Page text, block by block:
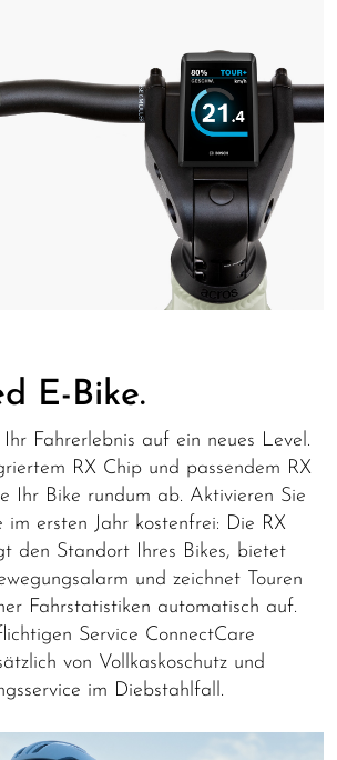
E-Bike.
Fahrerlebnis auf ein neues Level.
RX Chip und passendem RX
Ihr Bike rundum ab. Aktivieren Sie
im ersten Jahr kostenfrei: Die RX
den Standort Ihres Bikes, bietet
und zeichnet Touren
Fahrstatistiken automatisch auf.
Service ConnectCare
von Vollkaskoschutz und
im Diebstahlfall.